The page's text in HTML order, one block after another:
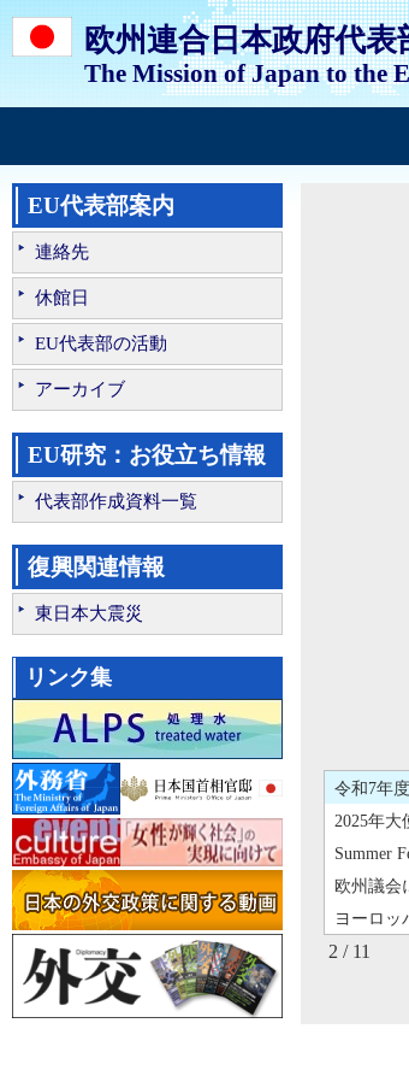
欧州連合日本政府代表
The Mission of Japan to the
EU代表部案内
連絡先
休館日
EU代表部の活動
アーカイブ
EU研究：お役立ち情報
代表部作成資料一覧
復興関連情報
東日本大震災
リンク集
句会イ
日EU友
2025年
相川大
相川大
ライン
令和7年
2025年
Summer
欧州議会
ヨーロッ
句会イベ
日EU友
3 / 11